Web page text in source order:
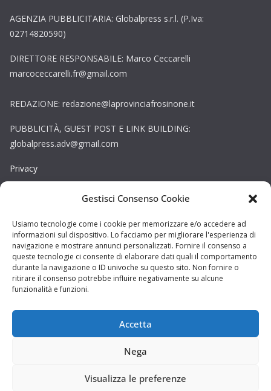
Gestisci Consenso Cookie
Usiamo tecnologie come i cookie per memorizzare e/o accedere ad
informazioni sul dispositivo. Lo facciamo per migliorare l'esperienza di
navigazione e mostrare annunci personalizzati. Fornire il consenso a
queste tecnologie ci consente di elaborare dati quali il comportamento
durante la navigazione o ID univoche su questo sito. Non fornire o
ritirare il consenso potrebbe influire negativamente su alcune
funzionalità e funzioni.
Accetta
Nega
Visualizza le preferenze
AGENZIA PUBBLICITARIA: Globalpress s.r.l. (P.Iva:
02714820590)
DIRETTORE RESPONSABILE: Marco Ceccarelli
marcoceccarelli.fr@gmail.com
REDAZIONE: redazione@laprovinciafrosinone.it
PUBBLICITÀ, GUEST POST E LINK BUILDING:
globalpress.adv@gmail.com
Privacy
Copyright © La Provincia Rieti. Tutti i diritti riservati.
Sito web creato daDAG STUDIO